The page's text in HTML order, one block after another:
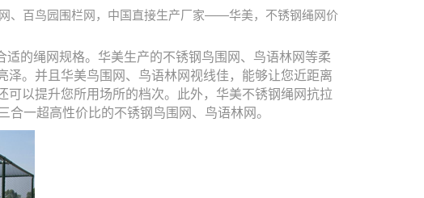
、百鸟园围栏网，中国直接生产厂家——华美，不锈钢绳网价
的绳网规格。华美生产的不锈钢鸟围网、鸟语林网等柔
。并且华美鸟围网、鸟语林网视线佳，能够让您近距离
以提升您所用场所的档次。此外，华美不锈钢绳网抗拉
合一超高性价比的不锈钢鸟围网、鸟语林网。